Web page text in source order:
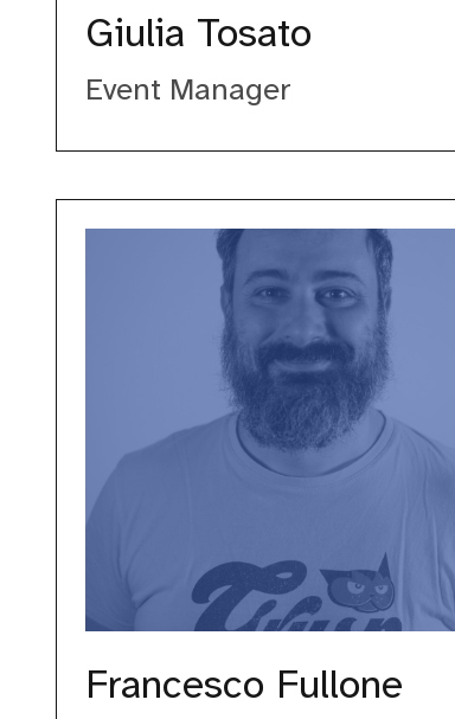
Giulia Tosato
Event Manager
Francesco Fullone
Fullone